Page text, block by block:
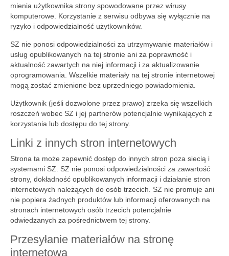
mienia użytkownika strony spowodowane przez wirusy
komputerowe. Korzystanie z serwisu odbywa się wyłącznie na
ryzyko i odpowiedzialność użytkowników.
SZ nie ponosi odpowiedzialności za utrzymywanie materiałów i
usług opublikowanych na tej stronie ani za poprawność i
aktualność zawartych na niej informacji i za aktualizowanie
oprogramowania. Wszelkie materiały na tej stronie internetowej
mogą zostać zmienione bez uprzedniego powiadomienia.
Użytkownik (jeśli dozwolone przez prawo) zrzeka się wszelkich
roszczeń wobec SZ i jej partnerów potencjalnie wynikających z
korzystania lub dostępu do tej strony.
Linki z innych stron internetowych
Strona ta może zapewnić dostęp do innych stron poza siecią i
systemami SZ. SZ nie ponosi odpowiedzialności za zawartość
strony, dokładność opublikowanych informacji i działanie stron
internetowych należących do osób trzecich. SZ nie promuje ani
nie popiera żadnych produktów lub informacji oferowanych na
stronach internetowych osób trzecich potencjalnie
odwiedzanych za pośrednictwem tej strony.
Przesyłanie materiałów na stronę
internetową